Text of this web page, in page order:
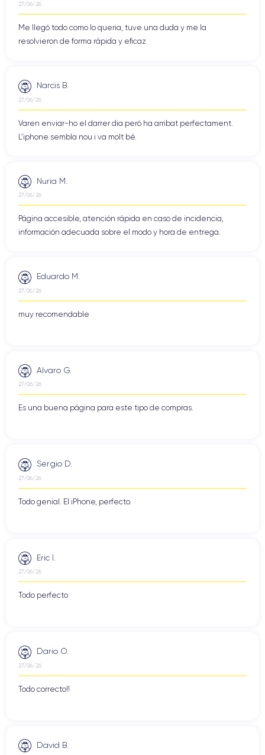
27/06/26
Me llegó todo como lo queria, tuve una duda y me la
resolvieron de forma rápida y eficaz
Narcis B.
27/06/26
Varen enviar-ho el darrer dia però ha arribat perfectament.
L'iphone sembla nou i va molt bé.
Nuria M.
27/06/26
Página accesible, atención rápida en caso de incidencia,
información adecuada sobre el modo y hora de entrega.
Eduardo M.
27/06/26
muy recomendable
Alvaro G.
27/06/26
Es una buena página para este tipo de compras.
Sergio D.
27/06/26
Todo genial. El iPhone, perfecto.
Eric I.
27/06/26
Todo perfecto
Dario O.
27/06/26
Todo correcto!!
David B.